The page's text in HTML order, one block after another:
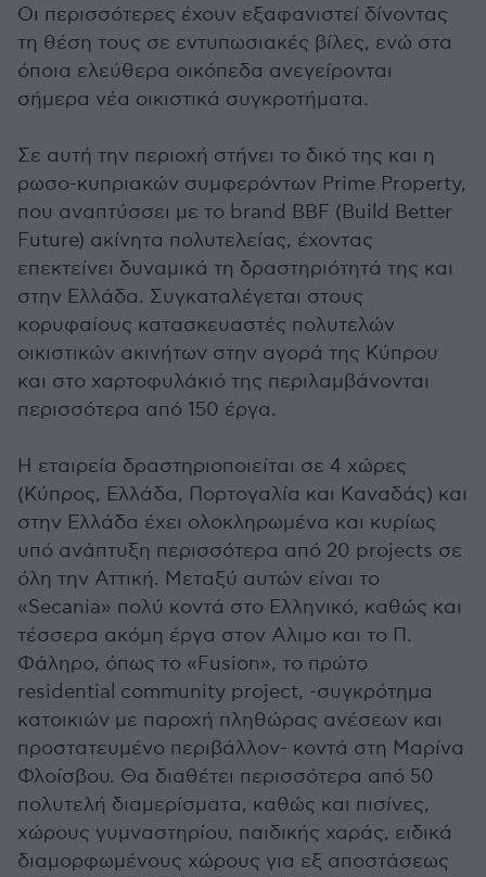
Οι περισσότερες έχουν εξαφανιστεί δίνοντας
τη θέση τους σε εντυπωσιακές βίλες, ενώ στα
όποια ελεύθερα οικόπεδα ανεγείρονται
σήμερα νέα οικιστικά συγκροτήματα.
Σε αυτή την περιοχή στήνει το δικό της και η
ρωσο-κυπριακών συμφερόντων Prime Property,
που αναπτύσσει με το brand BBF (Build Better
Future) ακίνητα πολυτελείας, έχοντας
επεκτείνει δυναμικά τη δραστηριότητά της και
στην Ελλάδα. Συγκαταλέγεται στους
κορυφαίους κατασκευαστές πολυτελών
οικιστικών ακινήτων στην αγορά της Κύπρου
και στο χαρτοφυλάκιό της περιλαμβάνονται
περισσότερα από 150 έργα.
Η εταιρεία δραστηριοποιείται σε 4 χώρες
(Κύπρος, Ελλάδα, Πορτογαλία και Καναδάς) και
στην Ελλάδα έχει ολοκληρωμένα και κυρίως
υπό ανάπτυξη περισσότερα από 20 projects σε
όλη την Αττική. Μεταξύ αυτών είναι το
«Secania» πολύ κοντά στο Ελληνικό, καθώς και
τέσσερα ακόμη έργα στον Αλιμο και το Π.
Φάληρο, όπως το «Fusion», το πρώτο
residential community project, -συγκρότημα
κατοικιών με παροχή πληθώρας ανέσεων και
προστατευμένο περιβάλλον- κοντά στη Μαρίνα
Φλοίσβου. Θα διαθέτει περισσότερα από 50
πολυτελή διαμερίσματα, καθώς και πισίνες,
χώρους γυμναστηρίου, παιδικής χαράς, ειδικά
διαμορφωμένους χώρους για εξ αποστάσεως